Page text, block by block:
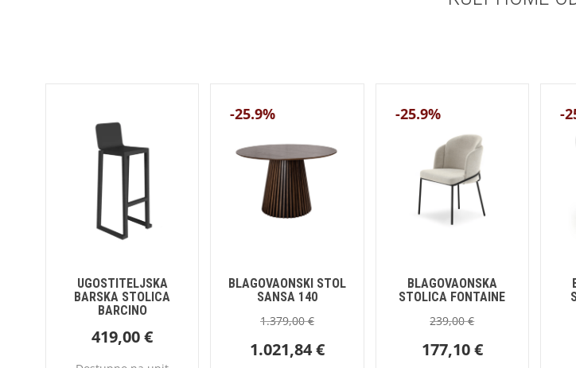
UGOSTITELJSKA
BARSKA STOLICA
BARCINO
419,00€
-25.9%
BLAGOVAONSKI STOL
SANSA 140
1.379,00€
1.021,84€
-25.9%
BLAGOVAONSKA
STOLICA FONTAINE
239,00€
177,10€
-